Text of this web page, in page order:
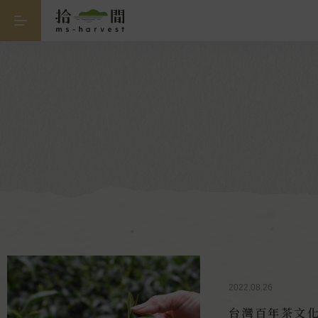
2022.08.26
台灣百年茶文